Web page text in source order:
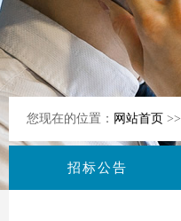
有限公司
您现在的位置： 网站首页 >>
招标公告